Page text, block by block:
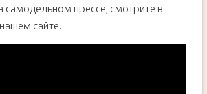
самодельном прессе, смотрите в
сайте.